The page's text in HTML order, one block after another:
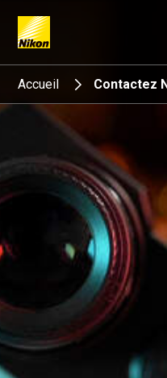
Search keyword(s)
Accueil Contactez